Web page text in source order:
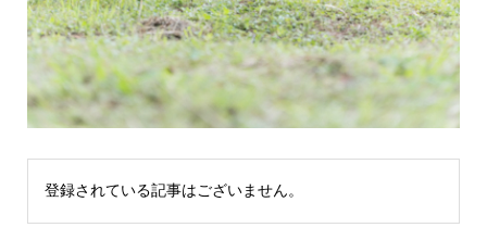
登録されている記事はございません。